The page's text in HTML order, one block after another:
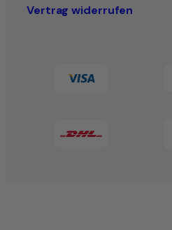
Vertrag widerrufen